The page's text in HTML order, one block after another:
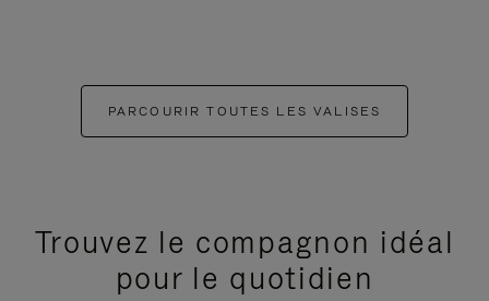
PARCOURIR TOUTES LES VALISES
Trouvez le compagnon idéal
pour le quotidien